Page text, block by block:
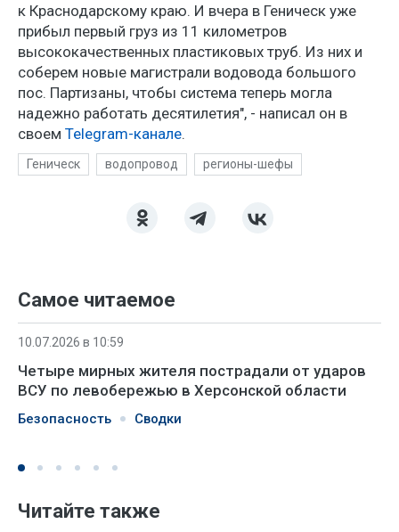
к Краснодарскому краю. И вчера в Геническ уже
прибыл первый груз из 11 километров
высококачественных пластиковых труб. Из них и
соберем новые магистрали водовода большого
пос. Партизаны, чтобы система теперь могла
надежно работать десятилетия", - написал он в
своем Telegram-канале.
Геническ водопровод регионы-шефы
Самое читаемое
10.07.2026 в 10:59
Четыре мирных жителя пострадали от ударов
ВСУ по левобережью в Херсонской области
Безопасность Сводки
Читайте также